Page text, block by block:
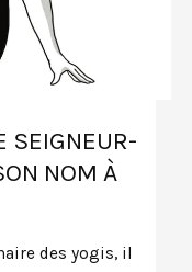
SEIGNEUR-
NOM À
des yogis, il